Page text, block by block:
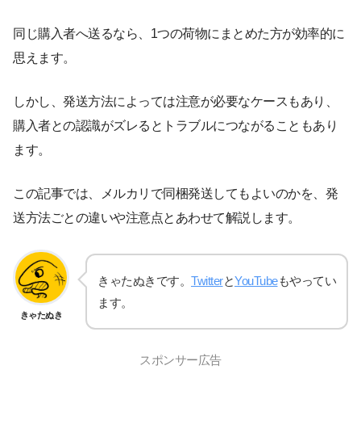
同じ購入者へ送るなら、1つの荷物にまとめた方が効率的に
思えます。
しかし、発送方法によっては注意が必要なケースもあり、
購入者との認識がズレるとトラブルにつながることもあり
ます。
この記事では、メルカリで同梱発送してもよいのかを、発
送方法ごとの違いや注意点とあわせて解説します。
きゃたぬき
きゃたぬきです。 TwitterとYouTubeもやってい
ます。
スポンサー広告